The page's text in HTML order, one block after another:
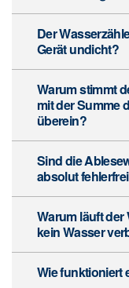
Der
Gerät undicht?
Warum stimmt
mit der Summe
überein?
Sind die
absolut
Warum läuft der
kein Wasser
Wie funktioniert